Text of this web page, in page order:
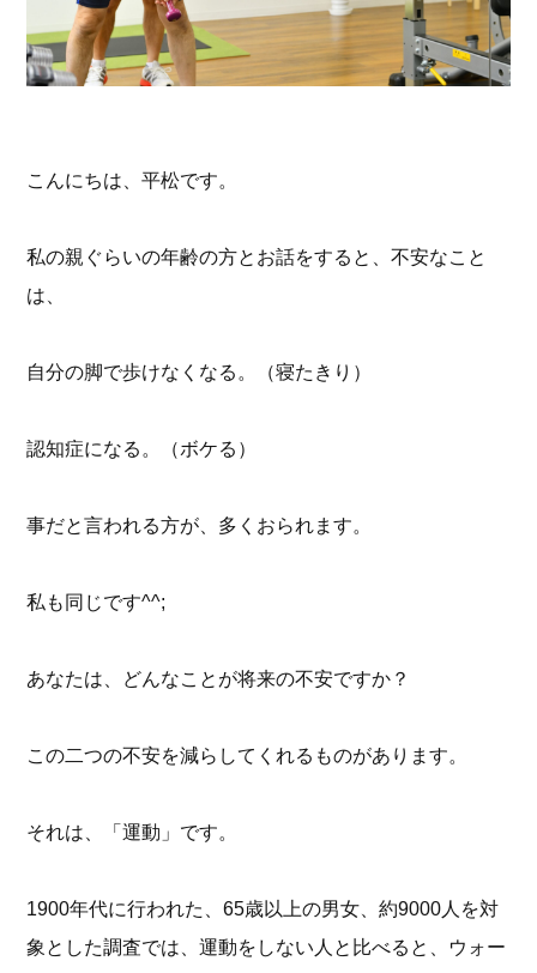
こんにちは、平松です。
私の親ぐらいの年齢の方とお話をすると、不安なこと
は、
自分の脚で歩けなくなる。（寝たきり）
認知症になる。（ボケる）
事だと言われる方が、多くおられます。
私も同じです^^;
あなたは、どんなことが将来の不安ですか？
この二つの不安を減らしてくれるものがあります。
それは、「運動」です。
1900年代に行われた、65歳以上の男女、約9000人を対
象とした調査では、運動をしない人と比べると、ウォー